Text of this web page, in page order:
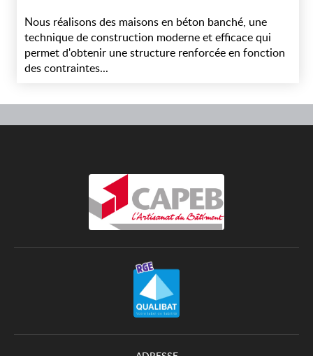
Nous réalisons des maisons en béton banché, une
technique de construction moderne et efficace qui
permet d'obtenir une structure renforcée en fonction
des contraintes...